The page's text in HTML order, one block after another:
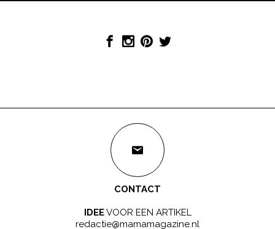
CONTACT
IDEEVOOR EEN ARTIKEL
redactie@mamamagazine.nl